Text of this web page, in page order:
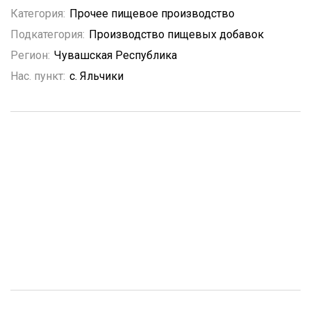
Категория: Прочее пищевое производство
Подкатегория: Производство пищевых добавок
Регион: Чувашская Республика
Нас. пункт: с. Яльчики